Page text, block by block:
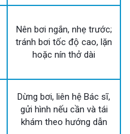
Nên bơi ngắn, nhẹ trước;
tránh bơi tốc độ cao, lặn
hoặc nín thở dài
Dừng bơi, liên hệ Bác sĩ,
gửi hình nếu cần và tái
khám theo hướng dẫn